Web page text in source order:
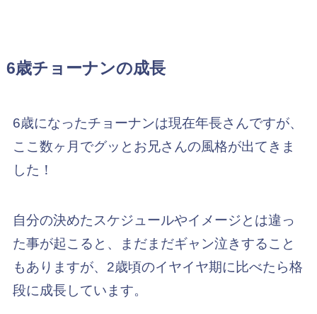
6歳チョーナンの成長
6歳になったチョーナンは現在年長さんですが、
ここ数ヶ月でグッとお兄さんの風格が出てきま
した！
自分の決めたスケジュールやイメージとは違っ
た事が起こると、まだまだギャン泣きすること
もありますが、2歳頃のイヤイヤ期に比べたら格
段に成長しています。